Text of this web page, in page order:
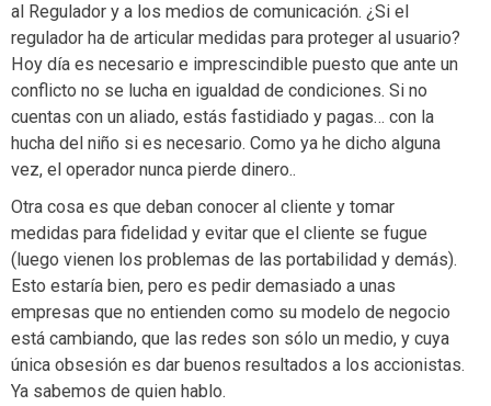
al Regulador y a los medios de comunicación. ¿Si el
regulador ha de articular medidas para proteger al usuario?
Hoy día es necesario e imprescindible puesto que ante un
conflicto no se lucha en igualdad de condiciones. Si no
cuentas con un aliado, estás fastidiado y pagas… con la
hucha del niño si es necesario. Como ya he dicho alguna
vez, el operador nunca pierde dinero..
Otra cosa es que deban conocer al cliente y tomar
medidas para fidelidad y evitar que el cliente se fugue
(luego vienen los problemas de las portabilidad y demás).
Esto estaría bien, pero es pedir demasiado a unas
empresas que no entienden como su modelo de negocio
está cambiando, que las redes son sólo un medio, y cuya
única obsesión es dar buenos resultados a los accionistas.
Ya sabemos de quien hablo.